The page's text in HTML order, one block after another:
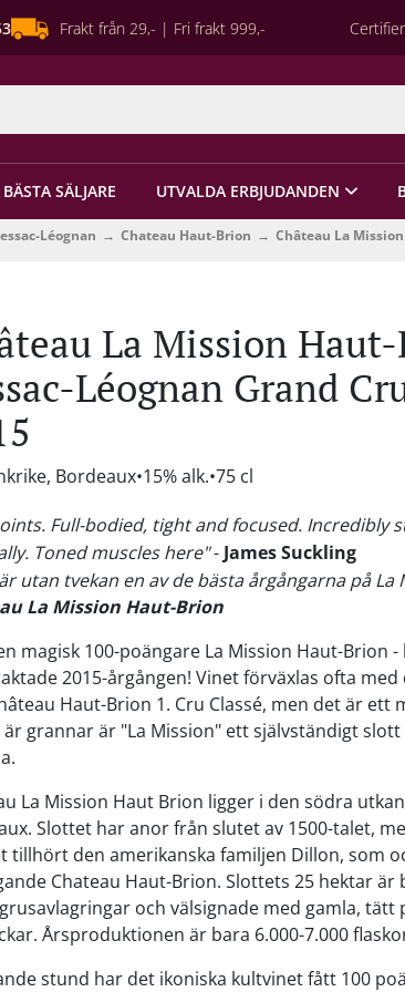
Frakt från 29,- | Fri frakt 999,-
BÄSTA SÄLJARE UTVALDA ERBJUDANDEN
Léognan Chateau Haut-Brion Château La
La Mission
Léognan Grand
Bordeaux 15% alk. 75 cl
Full-bodied, tight and focused. Incredibly
Toned muscles here"- James Suckling
utan tvekan en av de bästa årgångarna på La
La Mission Haut-Brion
magisk 100-poängare La Mission Haut-Brion
2015-årgången! Vinet förväxlas ofta
Haut-Brion 1. Cru Classé, men det är ett
är grannar är "La Mission" ett självständigt
La Mission Haut Brion ligger i den södra
Slottet har anor från slutet av 1500-talet,
tillhört den amerikanska familjen Dillon, som
Chateau Haut-Brion. Slottets 25 hektar är
och välsignade med gamla, tätt
Årsproduktionen är bara 6.000-7.000
stund har det ikoniska kultvinet fått 100